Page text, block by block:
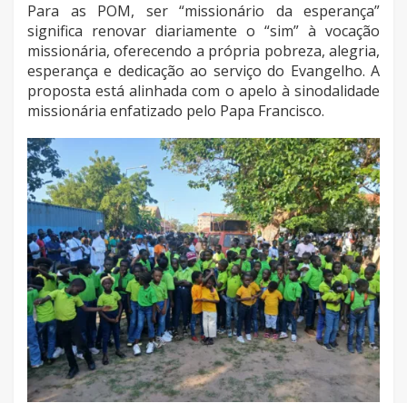
Para as POM, ser “missionário da esperança”
significa renovar diariamente o “sim” à vocação
missionária, oferecendo a própria pobreza, alegria,
esperança e dedicação ao serviço do Evangelho. A
proposta está alinhada com o apelo à sinodalidade
missionária enfatizado pelo Papa Francisco.